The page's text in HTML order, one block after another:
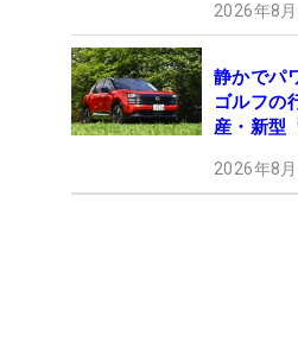
2026年8
静かでパ
ゴルフの
産・新型
2026年8